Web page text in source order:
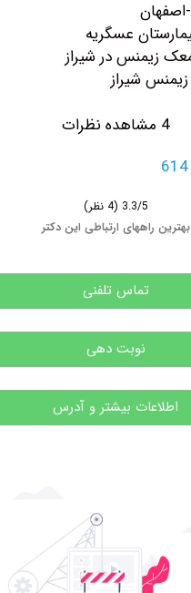
عسگریه
در شیراز
ارتباطی این دکتر
تماس تلفنی
نوبت دهی
بیشتر و آدرس